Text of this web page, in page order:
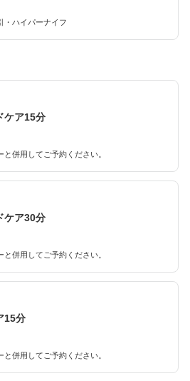
・ハイパーナイフ
ケア15分
併用してご予約ください。
ケア30分
併用してご予約ください。
15分
併用してご予約ください。